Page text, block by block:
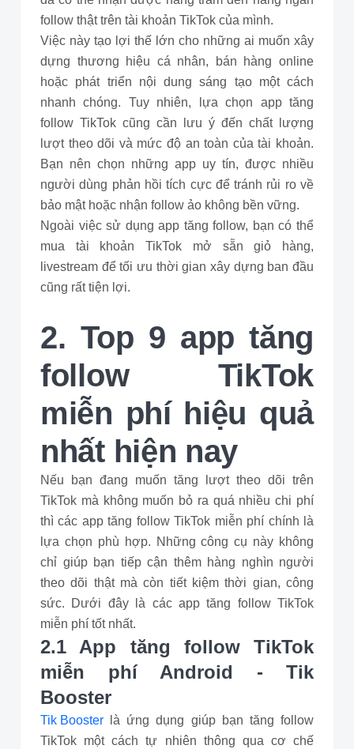
follow thật trên tài khoản TikTok của mình.
Việc này tạo lợi thế lớn cho những ai muốn xây
dựng thương hiệu cá nhân, bán hàng online
hoặc phát triển nội dung sáng tạo một cách
nhanh chóng. Tuy nhiên, lựa chọn app tăng
follow TikTok cũng cần lưu ý đến chất lượng
lượt theo dõi và mức độ an toàn của tài khoản.
Bạn nên chọn những app uy tín, được nhiều
người dùng phản hồi tích cực để tránh rủi ro về
bảo mật hoặc nhận follow ảo không bền vững.
Ngoài việc sử dụng app tăng follow, bạn có thể
mua tài khoản TikTok mở sẵn giỏ hàng,
livestream để tối ưu thời gian xây dựng ban đầu
cũng rất tiện lợi.
2. Top 9 app tăng
follow TikTok
miễn phí hiệu quả
nhất hiện nay
Nếu bạn đang muốn tăng lượt theo dõi trên
TikTok mà không muốn bỏ ra quá nhiều chi phí
thì các app tăng follow TikTok miễn phí chính là
lựa chọn phù hợp. Những công cụ này không
chỉ giúp bạn tiếp cận thêm hàng nghìn người
theo dõi thật mà còn tiết kiệm thời gian, công
sức. Dưới đây là các app tăng follow TikTok
miễn phí tốt nhất.
2.1 App tăng follow TikTok
miễn phí Android - Tik
Booster
Tik Booster là ứng dụng giúp bạn tăng follow
TikTok một cách tự nhiên thông qua cơ chế